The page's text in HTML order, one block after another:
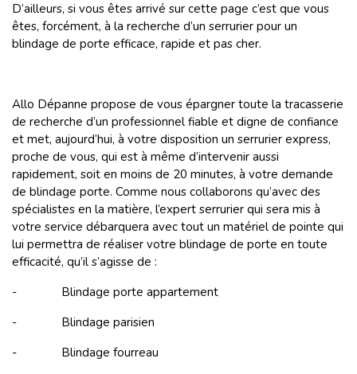
D’ailleurs, si vous êtes arrivé sur cette page c’est que vous
êtes, forcément, à la recherche d’un serrurier pour un
blindage de porte efficace, rapide et pas cher.
Allo Dépanne propose de vous épargner toute la tracasserie
de recherche d’un professionnel fiable et digne de confiance
et met, aujourd’hui, à votre disposition un serrurier express,
proche de vous, qui est à même d’intervenir aussi
rapidement, soit en moins de 20 minutes, à votre demande
de blindage porte. Comme nous collaborons qu’avec des
spécialistes en la matière, l’expert serrurier qui sera mis à
votre service débarquera avec tout un matériel de pointe qui
lui permettra de réaliser votre blindage de porte en toute
efficacité, qu’il s’agisse de :
- Blindage porte appartement
- Blindage parisien
- Blindage fourreau